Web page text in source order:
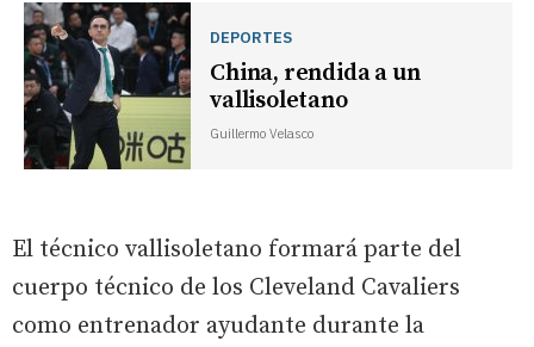
DEPORTES
China, rendida a un
vallisoletano
Guillermo Velasco
El técnico vallisoletano formará parte del
cuerpo técnico de los Cleveland Cavaliers
como entrenador ayudante durante la